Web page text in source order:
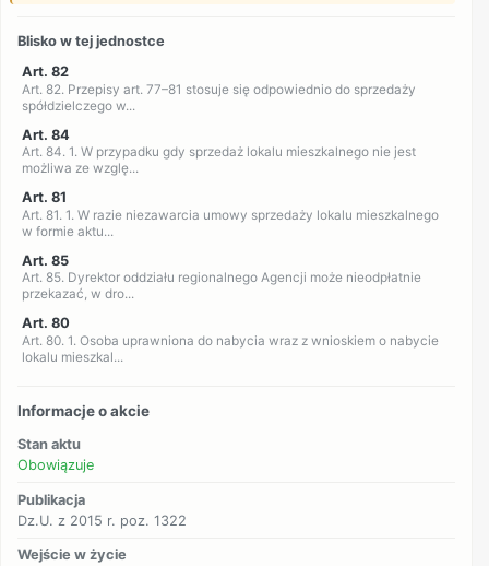
Blisko w tej jednostce
Art. 82
Art. 82. Przepisy art. 77–81 stosuje się odpowiednio do sprzedaży
spółdzielczego w...
Art. 84
Art. 84. 1. W przypadku gdy sprzedaż lokalu mieszkalnego nie jest
możliwa ze wzglę...
Art. 81
Art. 81. 1. W razie niezawarcia umowy sprzedaży lokalu mieszkalnego
w formie aktu...
Art. 85
Art. 85. Dyrektor oddziału regionalnego Agencji może nieodpłatnie
przekazać, w dro...
Art. 80
Art. 80. 1. Osoba uprawniona do nabycia wraz z wnioskiem o nabycie
lokalu mieszkal...
Informacje o akcie
Stan aktu
Obowiązuje
Publikacja
Dz.U. z 2015 r. poz. 1322
Wejście w życie